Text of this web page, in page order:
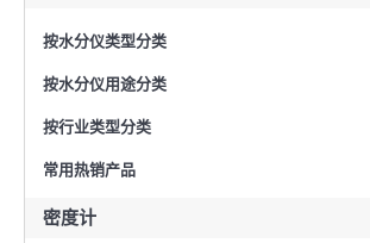
按水分仪类型分类
按水分仪用途分类
按行业类型分类
常用热销产品
密度计